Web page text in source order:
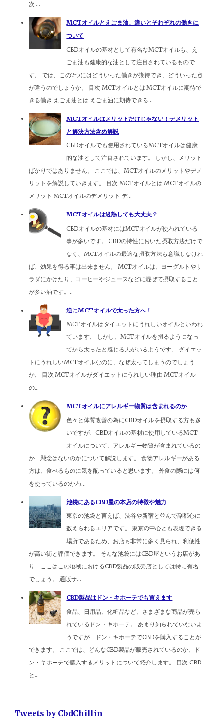
次 ...
MCTオイルとえごま油。違いとそれぞれの働きに
ついて
CBDオイルの基材として有名なMCTオイルも、え
ごま油も健康的な油として注目されているもので
す。 では、この2つにはどういった働きが期待でき、どういった点
が違うのでしょうか。 目次 MCTオイルとは MCTオイルに期待で
きる働き えごま油とは えごま油に期待できる...
MCTオイルはメリットだけじゃない！デメリット
と解決方法含め解説
CBDオイルでも使用されているMCTオイルは健康
的な油として注目されています。 しかし、メリット
ばかりではありません。 ここでは、MCTオイルのメリットやデメ
リットを解説していきます。 目次 MCTオイルとは MCTオイルの
メリット MCTオイルのデメリット デ...
MCTオイルは過熱しても大丈夫？
CBDオイルの基材にはMCTオイルが使われている
事が多いです。 CBDの特性においた摂取方法だけで
なく、MCTオイルの最適な摂取方法も意識しなけれ
ば、効果を得る事は出来ません。 MCTオイルは、ヨーグルトやサ
ラダにかけたり、コーヒーやジュースなどに混ぜて摂取すること
が多い油です。...
逆にMCTオイルで太った方へ！
MCTオイルはダイエットにうれしいオイルといわれ
ています。 しかし、MCTオイルを摂るようになっ
てから太ったと感じる人がいるようです。 ダイエッ
トにうれしいMCTオイルなのに、なぜ太ってしまうのでしょう
か。 目次 MCTオイルがダイエットにうれしい理由 MCTオイル
の...
MCTオイルにアレルギー物質は含まれるのか
色々と体質改善の為にCBDオイルを摂取する方も多
いですが、CBDオイルの基材に使用しているMCT
オイルについて、アレルギー物質が含まれているの
か、懸念はないのかについて解説します。 食物アレルギーがある
方は、食べるものに気を配っていると思います。 外食の際には何
を使っているのかわ...
池袋にあるCBD屋の本店の特徴や魅力
東京の池袋と言えば、渋谷や新宿と並んで副都心に
数えられるエリアです。 東京の中心とも表現できる
場所であるため、お店も非常に多く見られ、利便性
が高い街と評価できます。 そんな池袋にはCBD屋というお店があ
り、ここはこの地域におけるCBD製品の販売店としては特に有名
でしょう。 通販サ...
CBD製品はドン・キホーテでも買えます
食品、日用品、化粧品など、さまざまな商品が売ら
れているドン・キホーテ。 あまり知られていないよ
うですが、ドン・キホーテでCBDを購入することが
できます。 ここでは、どんなCBD製品が販売されているのか、ド
ン・キホーテで購入するメリットについて紹介します。 目次 CBD
と...
Tweets by CbdChillin